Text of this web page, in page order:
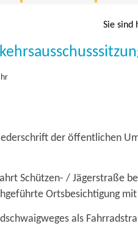
Sie sind
der öffentlichen
Schützen- / Jägerstraße
Ortsbesichtigung
als